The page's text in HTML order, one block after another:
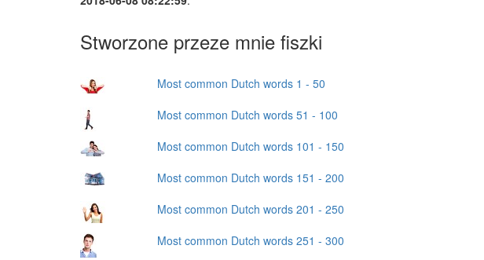
Stworzone przeze mnie fiszki
Most common Dutch words 1 - 50
Most common Dutch words 51 - 100
Most common Dutch words 101 - 150
Most common Dutch words 151 - 200
Most common Dutch words 201 - 250
Most common Dutch words 251 - 300